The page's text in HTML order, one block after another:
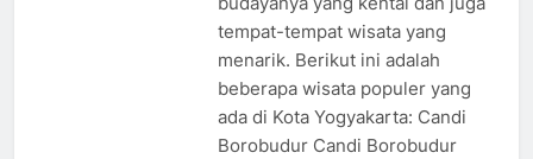
tempat-tempat wisata yang
menarik. Berikut ini adalah
beberapa wisata populer yang
ada di Kota Yogyakarta: Candi
Borobudur Candi Borobudur